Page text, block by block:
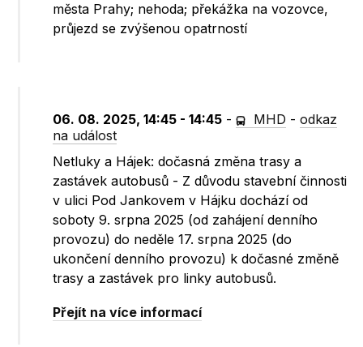
města Prahy; nehoda; překážka na vozovce,
průjezd se zvýšenou opatrností
06. 08. 2025, 14:45 - 14:45 - MHD -odkaz
na událost
Netluky a Hájek: dočasná změna trasy a
zastávek autobusů - Z důvodu stavební činnosti
v ulici Pod Jankovem v Hájku dochází od
soboty 9. srpna 2025 (od zahájení denního
provozu) do neděle 17. srpna 2025 (do
ukončení denního provozu) k dočasné změně
trasy a zastávek pro linky autobusů.
Přejít na více informací